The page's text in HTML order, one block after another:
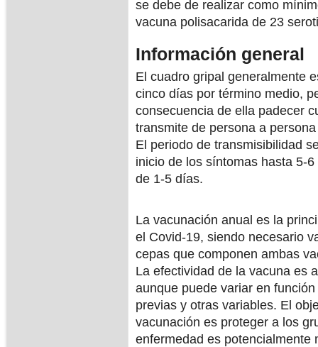
se debe de realizar como
vacuna polisacarida de 23
Información general
El cuadro gripal generalmente
cinco días por término medio,
consecuencia de ella padecer
transmite de persona a
El periodo de transmisibilidad
inicio de los síntomas hasta 5-
de 1-5 días.
La vacunación anual es la
el Covid-19, siendo necesario
cepas que componen ambas
La efectividad de la vacuna es
aunque puede variar en
previas y otras variables. El
vacunación es proteger a los
enfermedad es potencialmente